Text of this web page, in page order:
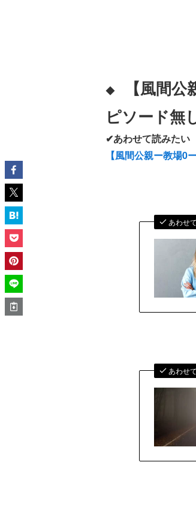
◆ 【風間
ピソード無
✔あわせて読みたい
【風間公親ー教場
あわせ
あわせ